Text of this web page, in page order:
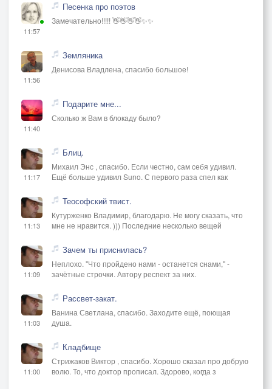
11:57
Песенка про поэтов
Замечательно!!!!! 👋👋👋👋✨✨
11:56
Земляника
Денисова Владлена, спасибо большое!
11:40
Подарите мне...
Сколько ж Вам в блокаду было?
11:17
Блиц.
Михаил Энс , спасибо. Если честно, сам себя удивил.
Ещё больше удивил Suno. С первого раза спел как
11:13
Теософский твист.
Кутурженко Владимир, благодарю. Не могу сказать, что
мне не нравится. ))) Последние несколько вещей
11:09
Зачем ты приснилась?
Неплохо. "Что пройдено нами - останется снами," -
зачётные строчки. Автору респект за них.
11:03
Рассвет-закат.
Ванина Светлана, спасибо. Заходите ещё, поющая
душа.
11:00
Кладбище
Стрижаков Виктор , спасибо. Хорошо сказал про добрую
волю. То, что доктор прописал. Здорово, когда з